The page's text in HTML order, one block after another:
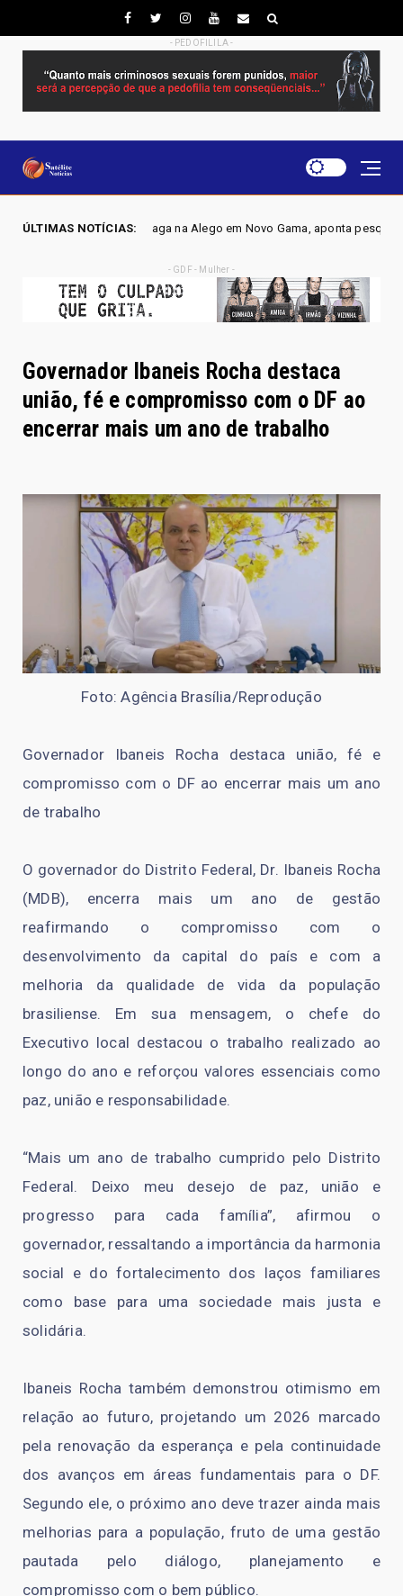
- PEDOFILILA -
ÚLTIMAS NOTÍCIAS:
disputa por vaga na Alego em Novo Gama, aponta pesquisa IGAPE
- GDF - Mulher -
Governador Ibaneis Rocha destaca
união, fé e compromisso com o DF ao
encerrar mais um ano de trabalho
Foto: Agência Brasília/Reprodução
Governador Ibaneis Rocha destaca união, fé e
compromisso com o DF ao encerrar mais um ano
de trabalho
O governador do Distrito Federal, Dr. Ibaneis Rocha
(MDB), encerra mais um ano de gestão
reafirmando o compromisso com o
desenvolvimento da capital do país e com a
melhoria da qualidade de vida da população
brasiliense. Em sua mensagem, o chefe do
Executivo local destacou o trabalho realizado ao
longo do ano e reforçou valores essenciais como
paz, união e responsabilidade.
“Mais um ano de trabalho cumprido pelo Distrito
Federal. Deixo meu desejo de paz, união e
progresso para cada família”, afirmou o
governador, ressaltando a importância da harmonia
social e do fortalecimento dos laços familiares
como base para uma sociedade mais justa e
solidária.
Ibaneis Rocha também demonstrou otimismo em
relação ao futuro, projetando um 2026 marcado
pela renovação da esperança e pela continuidade
dos avanços em áreas fundamentais para o DF.
Segundo ele, o próximo ano deve trazer ainda mais
melhorias para a população, fruto de uma gestão
pautada pelo diálogo, planejamento e
compromisso com o bem público.